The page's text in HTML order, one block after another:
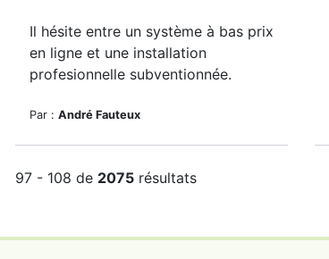
Il hésite entre un système à bas prix
en ligne et une installation
profesionnelle subventionnée.
Par : André Fauteux
97 - 108 de 2075 résultats